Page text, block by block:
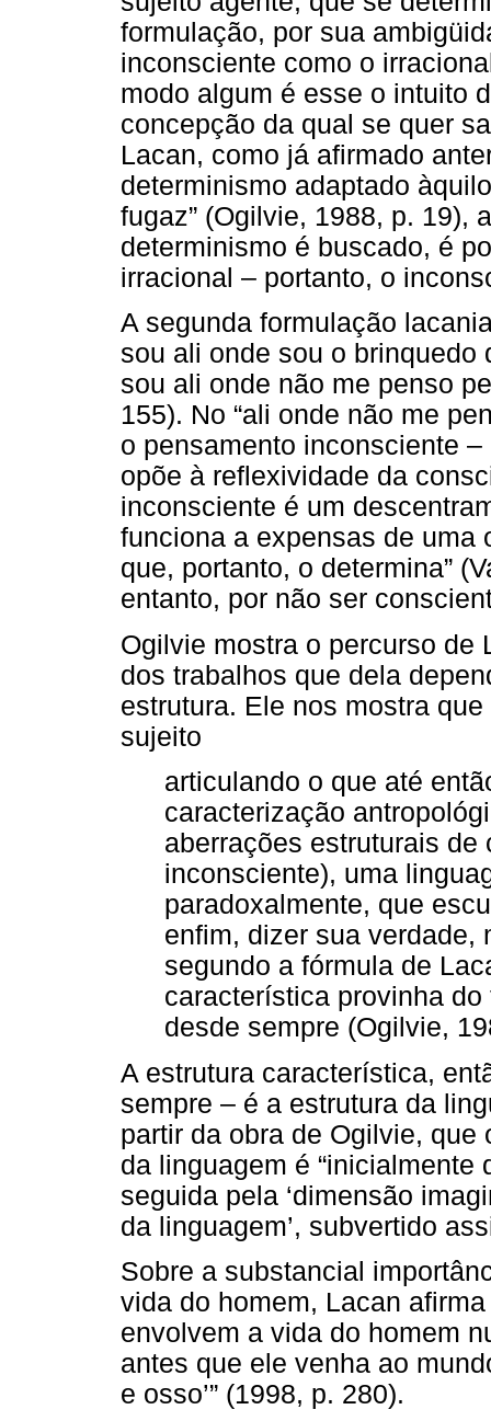
formulação, por sua
inconsciente como o
modo algum é esse o intuito
concepção da qual se quer
Lacan, como já afirmado
determinismo adaptado
fugaz” (Ogilvie, 1988, p. 19),
determinismo é buscado, é
irracional – portanto, o
A segunda formulação
sou ali onde sou o brinquedo
sou ali onde não me penso
155). No “ali onde não me
o pensamento inconsciente
opõe à reflexividade da
inconsciente é um
funciona a expensas de uma
que, portanto, o determina”
entanto, por não ser
Ogilvie mostra o percurso de
dos trabalhos que dela
estrutura. Ele nos mostra
sujeito
articulando o que até
caracterização
aberrações estruturais
inconsciente), uma
paradoxalmente, que
enfim, dizer sua verdade,
segundo a fórmula de
característica provinha
desde sempre (Ogilvie,
A estrutura característica,
sempre – é a estrutura da
partir da obra de Ogilvie, que
da linguagem é “inicialmente
seguida pela ‘dimensão
da linguagem’, subvertido
Sobre a substancial
vida do homem, Lacan
envolvem a vida do homem
antes que ele venha ao
e osso’” (1998, p. 280).